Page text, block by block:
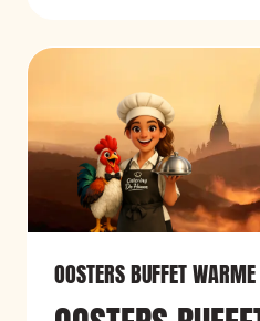
OOSTERS BUFFET